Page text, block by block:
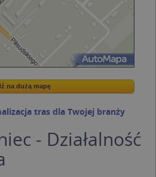
stronę
na dużą mapę
na dużą mapę
tras dla Twojej branży
- Działalność